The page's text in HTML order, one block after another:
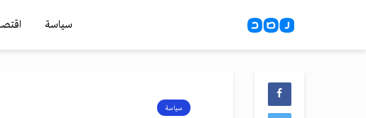
سياسة
سياسة